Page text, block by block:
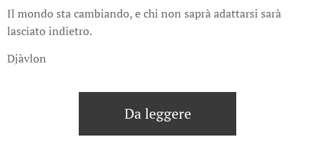
Il mondo sta cambiando, e chi non saprà adattarsi sarà
lasciato indietro.
Djàvlon
Da leggere